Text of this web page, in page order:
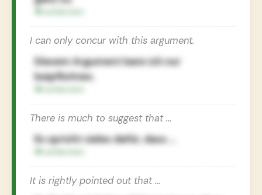
I can only concur with this argument.
Diesem Argument kann ich nur
beipflichten.
There is much to suggest that …
Es spricht vieles dafür, dass …
It is rightly pointed out that …